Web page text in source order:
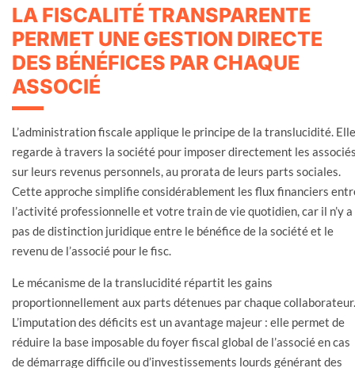
LA FISCALITÉ TRANSPARENTE
PERMET UNE GESTION DIRECTE
DES BÉNÉFICES PAR CHAQUE
ASSOCIÉ
L’administration fiscale applique le principe de la translucidité. Elle
regarde à travers la société pour imposer directement les
sur leurs revenus personnels, au prorata de leurs parts sociales.
Cette approche simplifie considérablement les flux financiers
l’activité professionnelle et votre train de vie quotidien, car il n’y a
pas de distinction juridique entre le bénéfice de la société et le
revenu de l’associé pour le fisc.
Le mécanisme de la translucidité répartit les gains
proportionnellement aux parts détenues par chaque collaborateur.
L’imputation des déficits est un avantage majeur : elle permet de
réduire la base imposable du foyer fiscal global de l’associé en cas
de démarrage difficile ou d’investissements lourds générant des